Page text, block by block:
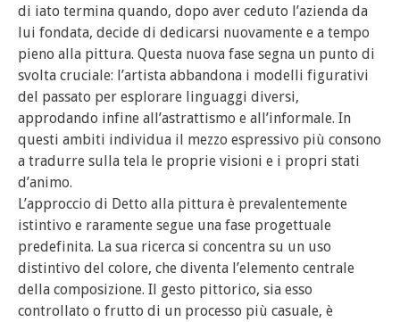
di iato termina quando, dopo aver ceduto l’azienda da
lui fondata, decide di dedicarsi nuovamente e a tempo
pieno alla pittura. Questa nuova fase segna un punto di
svolta cruciale: l’artista abbandona i modelli figurativi
del passato per esplorare linguaggi diversi,
approdando infine all’astrattismo e all’informale. In
questi ambiti individua il mezzo espressivo più consono
a tradurre sulla tela le proprie visioni e i propri stati
d’animo.
L’approccio di Detto alla pittura è prevalentemente
istintivo e raramente segue una fase progettuale
predefinita. La sua ricerca si concentra su un uso
distintivo del colore, che diventa l’elemento centrale
della composizione. Il gesto pittorico, sia esso
controllato o frutto di un processo più casuale, è